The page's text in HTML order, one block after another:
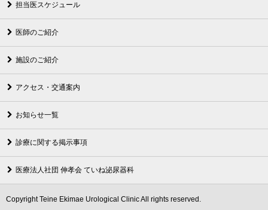
担当医スケジュール
医師のご紹介
施設のご紹介
アクセス・交通案内
お知らせ一覧
診療に関する掲示事項
医療法人社団 伸孝会 ていね泌尿器科
Copyright Teine Ekimae Urological Clinic All rights reserved.